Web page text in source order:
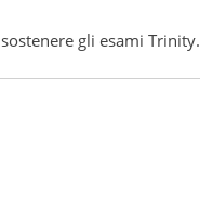
gli esami Trinity.